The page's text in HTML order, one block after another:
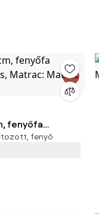
fenyőfa
Matrac:
fenyő